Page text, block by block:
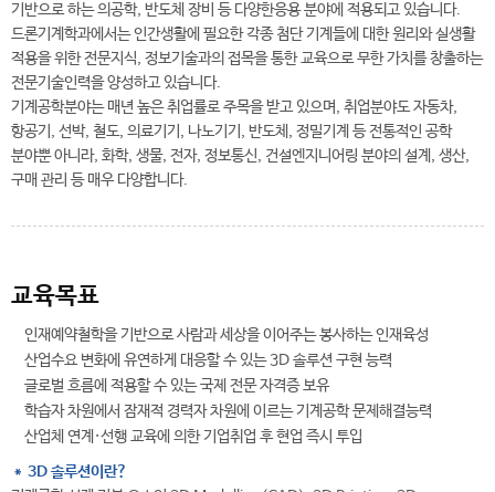
기반으로 하는 의공학, 반도체 장비 등 다양한응용 분야에 적용되고 있습니다.
드론기계학과에서는 인간생활에 필요한 각종 첨단 기계들에 대한 원리와 실생활
적용을 위한 전문지식, 정보기술과의 접목을 통한 교육으로 무한 가치를 창출하는
전문기술인력을 양성하고 있습니다.
기계공학분야는 매년 높은 취업률로 주목을 받고 있으며, 취업분야도 자동차,
항공기, 선박, 철도, 의료기기, 나노기기, 반도체, 정밀기계 등 전통적인 공학
분야뿐 아니라, 화학, 생물, 전자, 정보통신, 건설엔지니어링 분야의 설계, 생산,
구매 관리 등 매우 다양합니다.
교육목표
인재예약철학을 기반으로 사람과 세상을 이어주는 봉사하는 인재육성
산업수요 변화에 유연하게 대응할 수 있는 3D 솔루션 구현 능력
글로벌 흐름에 적용할 수 있는 국제 전문 자격증 보유
학습자 차원에서 잠재적 경력자 차원에 이르는 기계공학 문제해결능력
산업체 연계·선행 교육에 의한 기업취업 후 현업 즉시 투입
＊ 3D 솔루션이란?